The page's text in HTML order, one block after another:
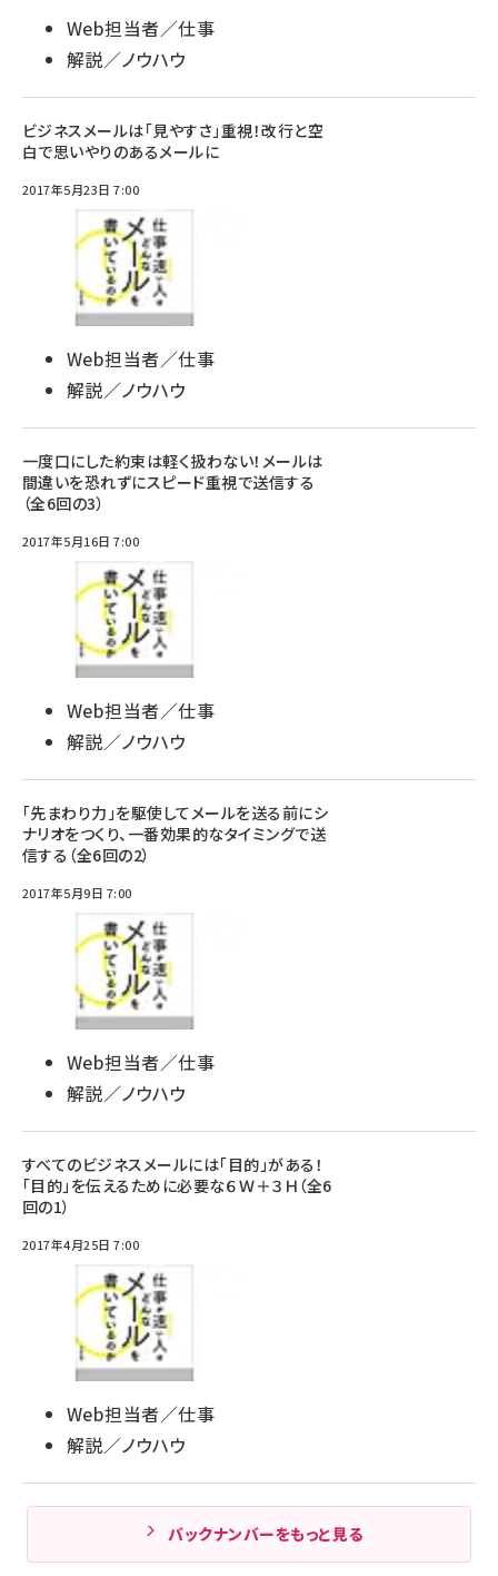
Web担当者／仕事
解説／ノウハウ
ビジネスメールは「見やすさ」重視！改行と空
白で思いやりのあるメールに
2017年5月23日 7:00
Web担当者／仕事
解説／ノウハウ
一度口にした約束は軽く扱わない！メールは
間違いを恐れずにスピード重視で送信する
（全6回の3）
2017年5月16日 7:00
Web担当者／仕事
解説／ノウハウ
「先まわり力」を駆使してメールを送る前にシ
ナリオをつくり、一番効果的なタイミングで送
信する（全6回の2）
2017年5月9日 7:00
Web担当者／仕事
解説／ノウハウ
すべてのビジネスメールには「目的」がある！
「目的」を伝えるために必要な６Ｗ＋３Ｈ（全6
回の1）
2017年4月25日 7:00
Web担当者／仕事
解説／ノウハウ
バックナンバーをもっと見る